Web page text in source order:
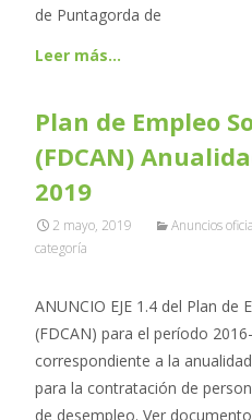
de Puntagorda de
Leer más…
Plan de Empleo
(FDCAN)
2019
2 mayo, 2019 Anuncios
categoría
ANUNCIO EJE 1.4 del Plan de
(FDCAN) para el período
correspondiente a la
para la contratación de
de desempleo. Ver documento